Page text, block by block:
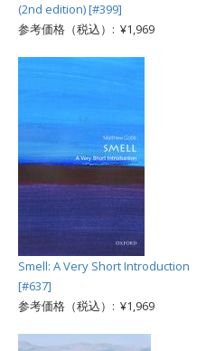
(2nd edition) [#399]
参考価格（税込）: ¥1,969
Smell: A Very Short Introduction
[#637]
参考価格（税込）: ¥1,969